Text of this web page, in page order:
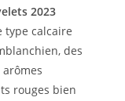
2023
type calcaire
des
rouges bien